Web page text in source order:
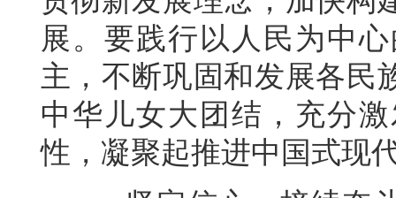
展。要践行以人民为中
主，不断巩固和发展各民
中华儿女大团结，充分
性，凝聚起推进中国式现